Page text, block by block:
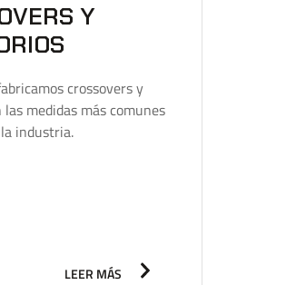
Y
crossovers y
las medidas más comunes
industria.
LEER MÁS